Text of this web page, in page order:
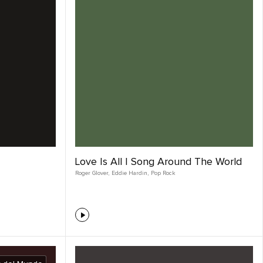
Love Is All | Song Around The World
Roger Glover, Eddie Hardin , Pop Rock